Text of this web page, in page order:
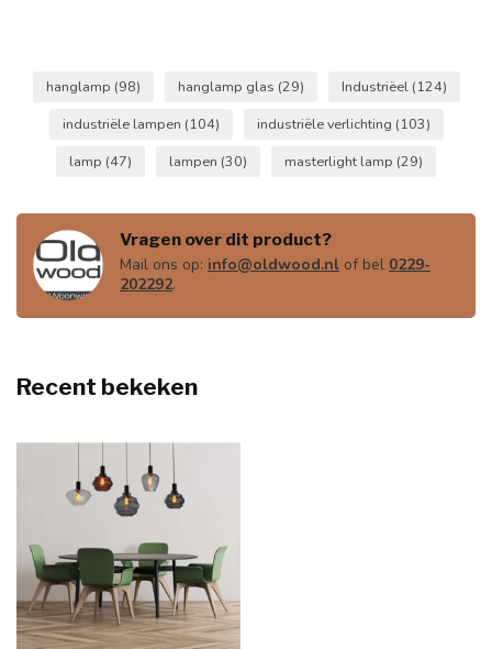
hanglamp (98) hanglamp glas (29) Industriëel (124)
industriële lampen (104) industriële verlichting (103)
lamp (47) lampen (30) masterlight lamp (29)
Vragen over dit product?
Mail ons op: info@oldwood.nl of bel 0229-
202292.
Recent bekeken